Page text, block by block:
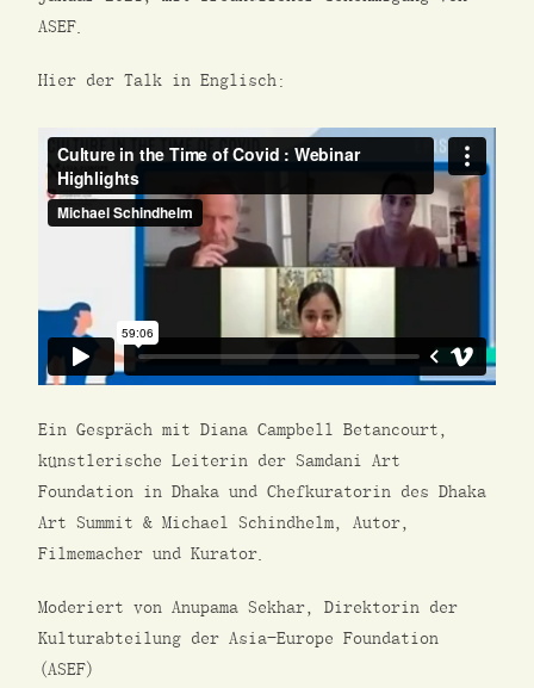
ASEF.
Hier der Talk in Englisch:
Ein Gespräch mit Diana Campbell Betancourt,
künstlerische Leiterin der Samdani Art
Foundation in Dhaka und Chefkuratorin des Dhaka
Art Summit & Michael Schindhelm, Autor,
Filmemacher und Kurator.
Moderiert von Anupama Sekhar, Direktorin der
Kulturabteilung der Asia-Europe Foundation
(ASEF)